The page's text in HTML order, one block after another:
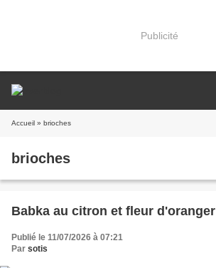
Publicité
Accueil » brioches
brioches
Babka au citron et fleur d'oranger
Publié le 11/07/2026 à 07:21
Par sotis